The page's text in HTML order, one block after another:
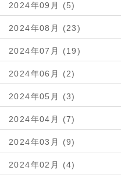
2024年09月 (5)
2024年08月 (23)
2024年07月 (19)
2024年06月 (2)
2024年05月 (3)
2024年04月 (7)
2024年03月 (9)
2024年02月 (4)